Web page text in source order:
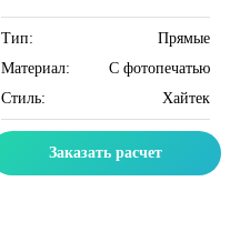
Тип:
Прямые
Материал:
C фотопечатью
Стиль:
Хайтек
Заказать расчет